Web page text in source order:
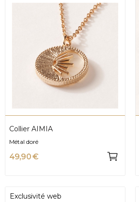
Collier AIMIA
Métal doré
49,90 €
Exclusivité web